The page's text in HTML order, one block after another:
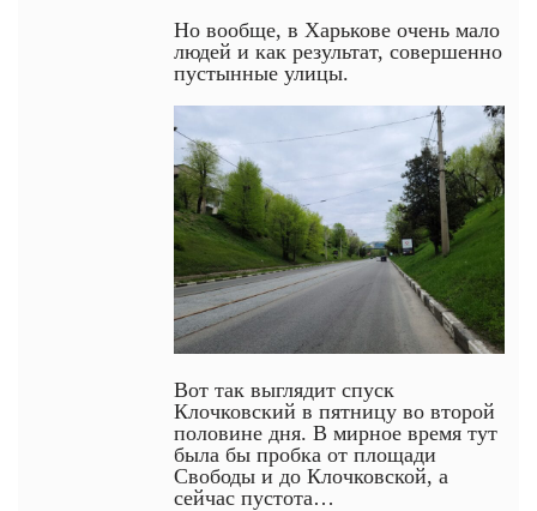
Но вообще, в Харькове очень мало
людей и как результат, совершенно
пустынные улицы.
Вот так выглядит спуск
Клочковский в пятницу во второй
половине дня. В мирное время тут
была бы пробка от площади
Свободы и до Клочковской, а
сейчас пустота…